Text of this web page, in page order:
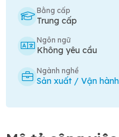
Bằng cấp
Trung cấp
Ngôn ngữ
Không yêu cầu
Ngành nghề
Sản xuất / Vận